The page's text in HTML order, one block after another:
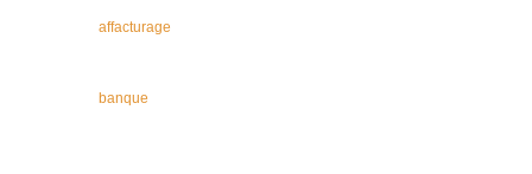
affacturage
banque